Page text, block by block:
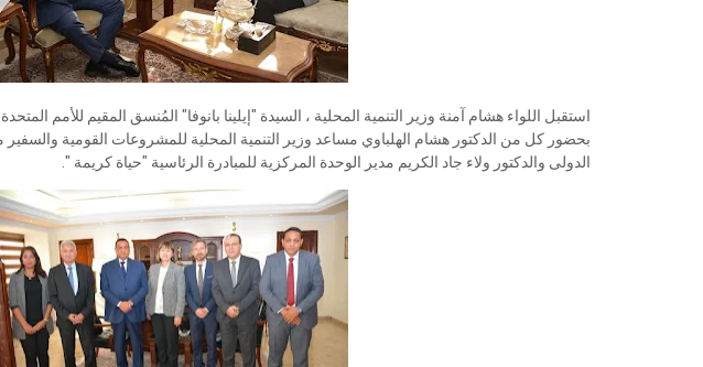
استقبل اللواء هشام آمنة وزير التنمية المحلية ، السيدة "إيلينا بانوفا" المُنسق المقيم للأمم
بحضور كل من الدكتور هشام الهلباوي مساعد وزير التنمية المحلية للمشروعات القومية
الدولى والدكتور ولاء جاد الكريم مدير الوحدة المركزية للمبادرة الرئاسية "حياة كريمة ".